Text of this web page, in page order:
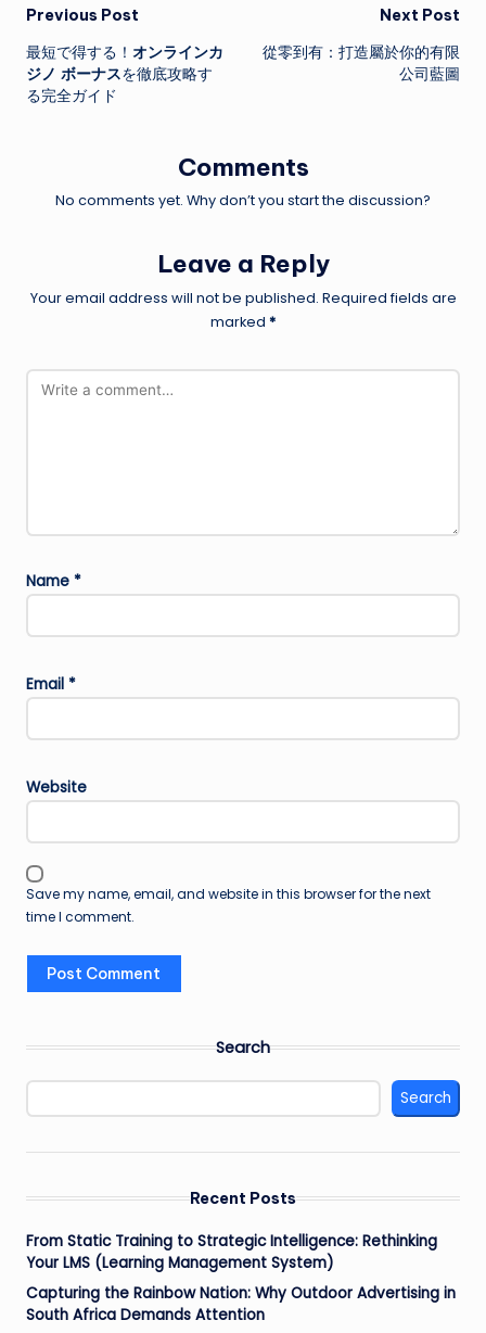
Post
navigation
Previous Post
最短で得する！ オンラインカ
ジノ ボーナスを徹底攻略す
る完全ガイド
Next Post
從零到有：打造屬於你的有限
公司藍圖
Comments
No comments yet. Why don’t you start the discussion?
Leave a Reply
Your email address will not be published. Required fields are
marked *
Name *
Email *
Website
Save my name, email, and website in this browser for the next
time I comment.
Search
Search
Recent Posts
From Static Training to Strategic Intelligence: Rethinking
Your LMS (Learning Management System)
Capturing the Rainbow Nation: Why Outdoor Advertising in
South Africa Demands Attention